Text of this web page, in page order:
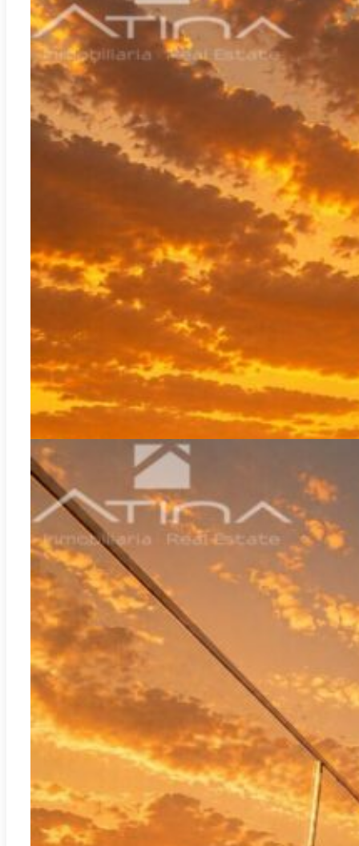
A-
3460EagleTower
Laatste nieuwbouwwoningen in Playa de Poniente Benidorm met
uitzicht op zee | Eagle Tower
507.000€
Benidorm
Nieuwbouw appartement kopen in Benidorm naast de golfbaan en
het strand | Eagle Tower Playa Poniente
131.00m
3
2